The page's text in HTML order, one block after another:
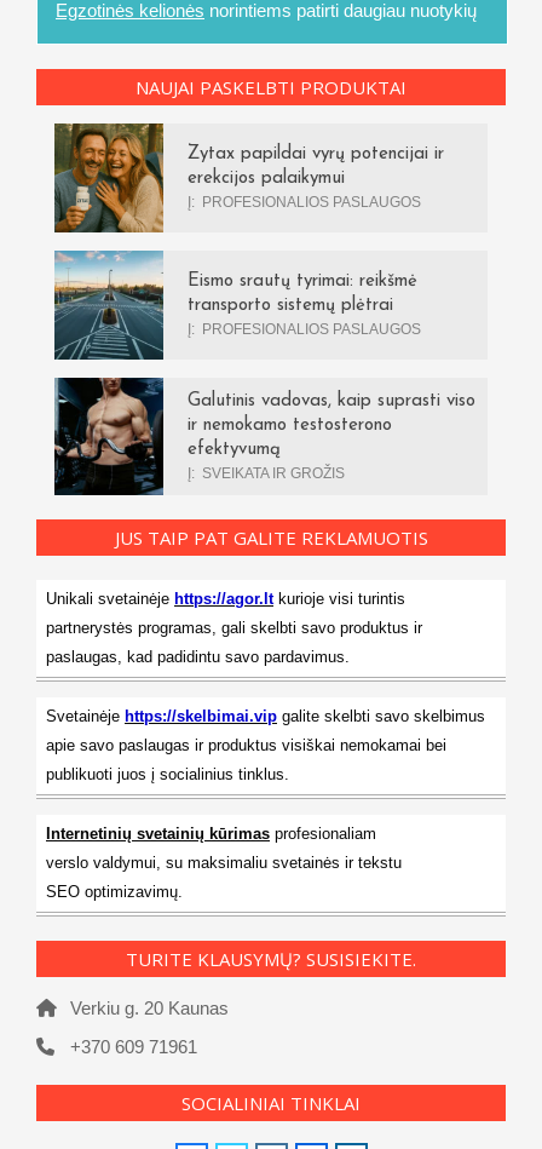
Egzotinės kelionės norintiems patirti daugiau nuotykių
NAUJAI PASKELBTI PRODUKTAI
Zytax papildai vyrų potencijai ir
erekcijos palaikymui
Į: PROFESIONALIOS PASLAUGOS
Eismo srautų tyrimai: reikšmė
transporto sistemų plėtrai
Į: PROFESIONALIOS PASLAUGOS
Galutinis vadovas, kaip suprasti viso
ir nemokamo testosterono
efektyvumą
Į: SVEIKATA IR GROŽIS
JUS TAIP PAT GALITE REKLAMUOTIS
Unikali svetainėje https://agor.ltkurioje visi turintis
partnerystės programas, gali skelbti savo produktus ir
paslaugas, kad padidintu savo pardavimus.
Svetainėje https://skelbimai.vip galite skelbti savo skelbimus
apie savo paslaugas ir produktus visiškai nemokamai bei
publikuoti juos į socialinius tinklus.
Internetinių svetainių kūrimas profesionaliam
verslo valdymui, su maksimaliu svetainės ir tekstu
SEO optimizavimų.
TURITE KLAUSYMŲ? SUSISIEKITE.
Verkiu g. 20 Kaunas
+370 609 71961
SOCIALINIAI TINKLAI